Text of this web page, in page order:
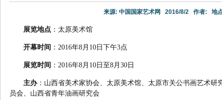
来源: 中国国家艺术网 2016/8/2 作者: 地
展览地点 ：太原美术馆
开幕时间 ：2016年8月10日下午3点
展览时间 ：2016年8月10日至8月30日
主办：山西省美术家协会、太原美术馆、太原市关公书画艺术研
员会、山西省青年油画研究会